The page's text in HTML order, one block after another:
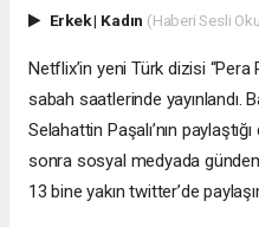
Erkek| Kadın (Haberi Sesli
Netflix’in yeni Türk dizisi “Pera
sabah saatlerinde yayınlandı.
Selahattin Paşalı’nın
sonra sosyal medyada
13 bine yakın twitter’de